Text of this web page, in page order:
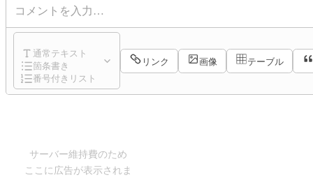
コメントを入力…
通常テキスト
箇条書き
番号付きリスト
リンク 画像 テーブル
サーバー維持費のため
ここに広告が表示されま